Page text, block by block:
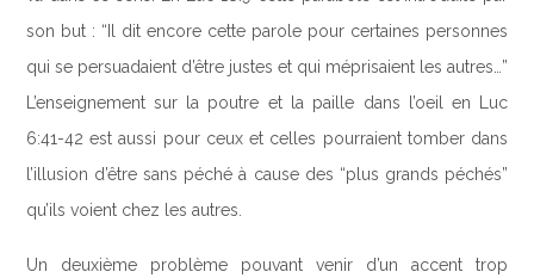
son but : “Il dit encore cette parole pour certaines personnes
qui se persuadaient d’être justes et qui méprisaient les autres…”
L’enseignement sur la poutre et la paille dans l’oeil en Luc
6:41-42 est aussi pour ceux et celles pourraient tomber dans
l’illusion d’être sans péché à cause des “plus grands péchés”
qu’ils voient chez les autres.
Un deuxième problème pouvant venir d’un accent trop